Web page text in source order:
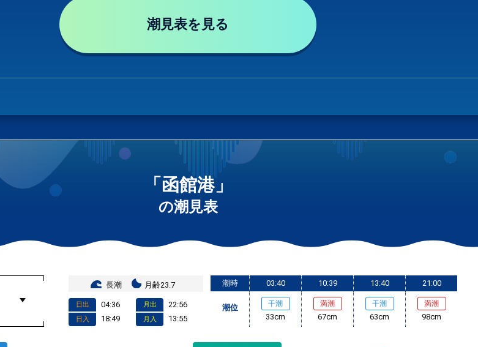
潮見表を見る
「函館港」
の潮見表
長潮 月齢23.7
日出 04:36
日入 18:49
月出 22:56
月入 13:55
潮時
潮位
03:40
干潮
33cm
10:39
満潮
67cm
13:40
干潮
63cm
21:00
満潮
98cm